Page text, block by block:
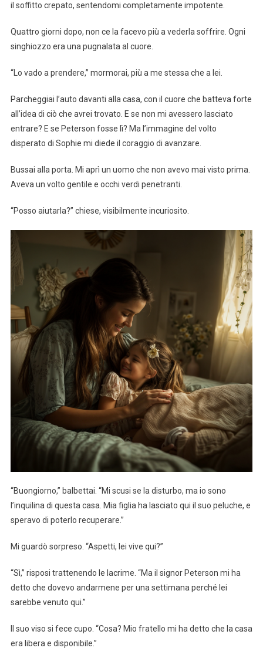
il soffitto crepato, sentendomi completamente impotente.
Quattro giorni dopo, non ce la facevo più a vederla soffrire. Ogni
singhiozzo era una pugnalata al cuore.
“Lo vado a prendere,” mormorai, più a me stessa che a lei.
Parcheggiai l’auto davanti alla casa, con il cuore che batteva forte
all’idea di ciò che avrei trovato. E se non mi avessero lasciato
entrare? E se Peterson fosse lì? Ma l’immagine del volto
disperato di Sophie mi diede il coraggio di avanzare.
Bussai alla porta. Mi aprì un uomo che non avevo mai visto prima.
Aveva un volto gentile e occhi verdi penetranti.
“Posso aiutarla?” chiese, visibilmente incuriosito.
“Buongiorno,” balbettai. “Mi scusi se la disturbo, ma io sono
l’inquilina di questa casa. Mia figlia ha lasciato qui il suo peluche, e
speravo di poterlo recuperare.”
Mi guardò sorpreso. “Aspetti, lei vive qui?”
“Sì,” risposi trattenendo le lacrime. “Ma il signor Peterson mi ha
detto che dovevo andarmene per una settimana perché lei
sarebbe venuto qui.”
Il suo viso si fece cupo. “Cosa? Mio fratello mi ha detto che la casa
era libera e disponibile.”